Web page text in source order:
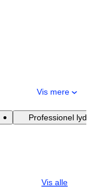
Vis mere
Professionel lyd
Vis alle